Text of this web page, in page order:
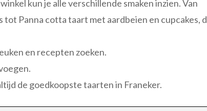
kun je alle verschillende smaken inzien. Van
Panna cotta taart met aardbeien en cupcakes,
en recepten zoeken.
de goedkoopste taarten in Franeker.